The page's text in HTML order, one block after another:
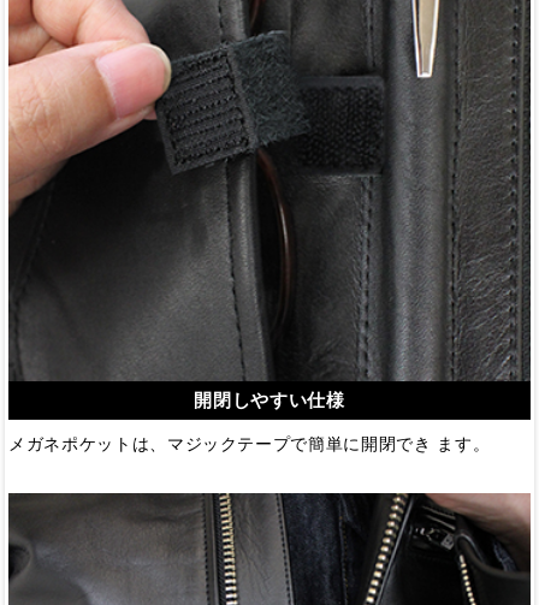
開閉しやすい仕様
メガネポケットは、マジックテープで簡単に開閉でき ます。